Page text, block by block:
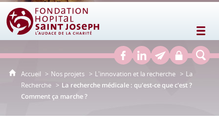
Fondation Hôpital Saint Joseph
Accueil Nos projets L'innovation et la recherche
La
Recherche
La recherche médicale : qu'est-ce que c'est ?
Comment ça marche ?